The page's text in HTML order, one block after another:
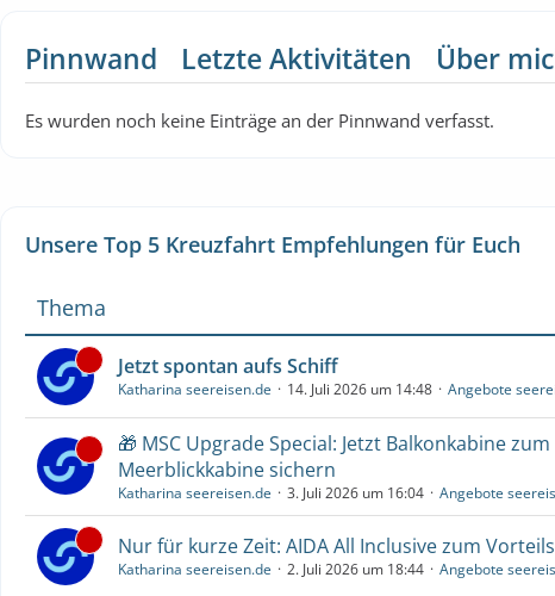
Pinnwand Letzte Aktivitäten Über
Es wurden noch keine Einträge an der Pinnwand verfasst.
Unsere Top 5 Kreuzfahrt Empfehlungen für Euch
Thema
Jetzt spontan aufs Schiff
Katharina seereisen.de 14. Juli 2026 um 14:48 Angebote
🎁 MSC Upgrade Special: Jetzt Balkonkabine
Meerblickkabine sichern
Katharina seereisen.de 3. Juli 2026 um 16:04 Angebote
Nur für kurze Zeit: AIDA All Inclusive zum
Katharina seereisen.de 2. Juli 2026 um 18:44 Angebote